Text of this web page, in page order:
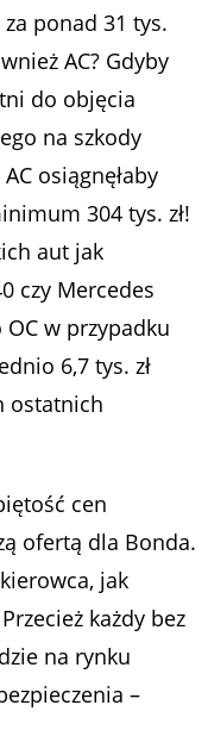
ponad 31 tys.
AC? Gdyby
do objęcia
na szkody
osiągnęłaby
304 tys. zł!
aut jak
czy Mercedes
w przypadku
6,7 tys. zł
ostatnich
cen
ofertą dla Bonda.
jak
każdy bez
na rynku
–